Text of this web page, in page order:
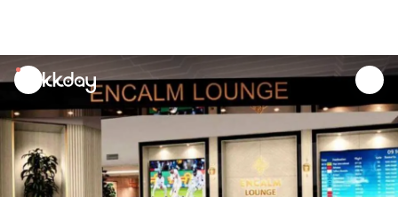
unread
notifications